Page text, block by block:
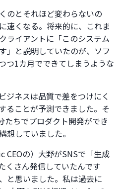
のとそれほど変わらないの
速くなる。将来的に、これま
ライアントに「このシステム
」と説明していたのが、ソフ
つ1カ月でできてしまうような
ジネスは品質で差をつけにく
ることが予測できました。そ
たちでプロダクト開発ができ
想していました。
CEOの）大野がSNSで「生成
くさん発信していたんです
と思いました。私は過去に